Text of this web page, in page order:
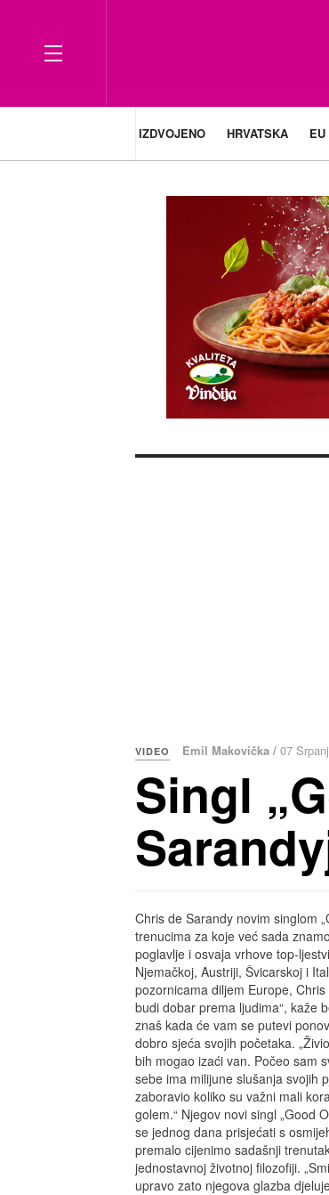
IZDVOJENO HRVATSKA
VIDEO Emil Makovička / 07
Singl
Chris de Sarandy novim singlom
trenucima za koje već sada
poglavlje i osvaja vrhove top-
Njemačkoj, Austriji, Švicarskoj i
pozornicama diljem Europe,
budi dobar prema ljudima“, kaže
znaš kada će vam se putevi
dobro sjeća svojih početaka.
bih mogao izaći van. Počeo sam
sebe ima milijune slušanja svojih
zaboravio koliko su važni mali
golem.“ Njegov novi singl „Good
se jednog dana prisjećati s
premalo cijenimo sadašnji
jednostavnoj životnoj filozofiji.
upravo zato njegova glazba